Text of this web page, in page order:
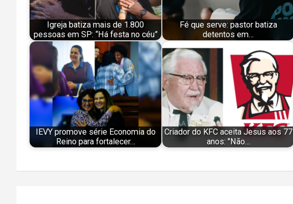
Igreja batiza mais de 1.800
pessoas em SP: “Há festa no céu”
Fé que serve: pastor batiza
detentos em…
IEVY promove série Economia do
Reino para fortalecer…
Criador do KFC aceita Jesus aos 77
anos: "Não…